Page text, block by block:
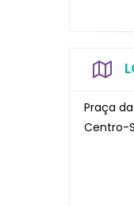
Praça
Centro-